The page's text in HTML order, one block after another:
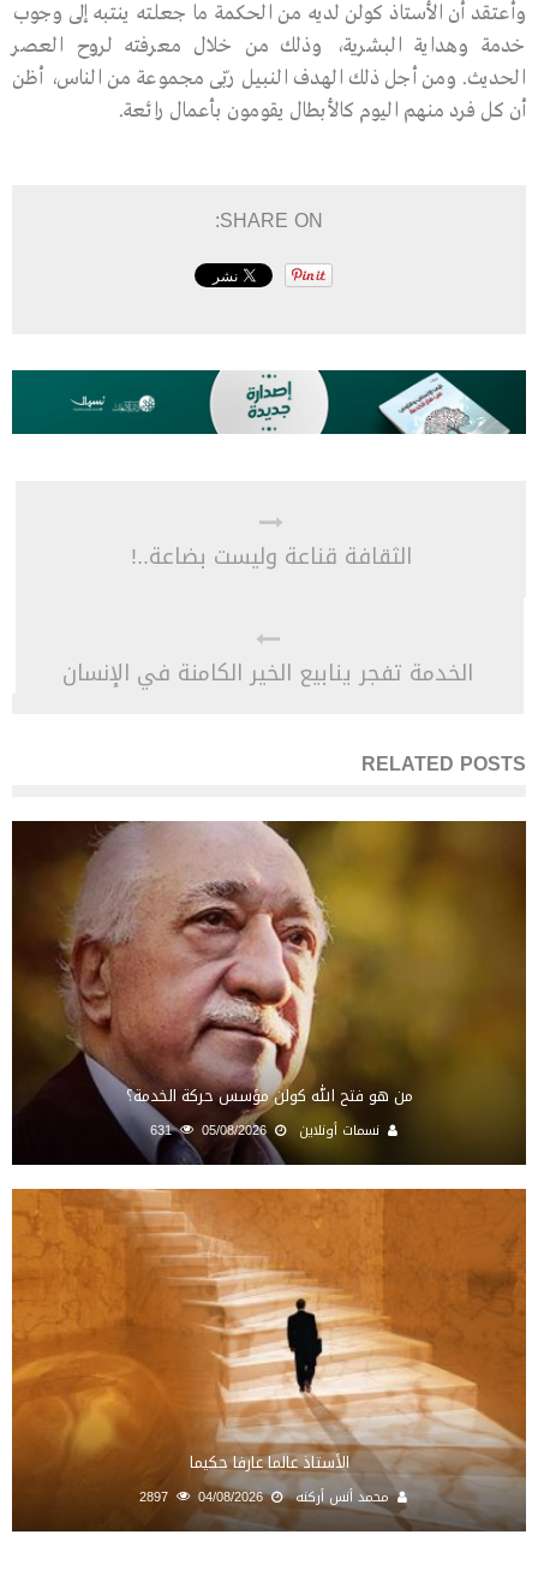
وأعتقد أن الأستاذ كولن لديه من الحكمة ما جعلته ينتبه إلى وجوب
خدمة وهداية البشرية، وذلك من خلال معرفته لروح العصر
الحديث. ومن أجل ذلك الهدف النبيل ربّى مجموعة من الناس، أظن
أن كل فرد منهم اليوم كالأبطال يقومون بأعمال رائعة.
SHARE ON:
الثقافة قناعة وليست بضاعة..!
الخدمة تفجر ينابيع الخير الكامنة في الإنسان
RELATED POSTS
من هو فتح الله كولن مؤسس حركة الخدمة؟
نسمات أونلاين 05/08/2026
631
الأستاذ عالما عارفا حكيما
محمد أنس أركنه 04/08/2026